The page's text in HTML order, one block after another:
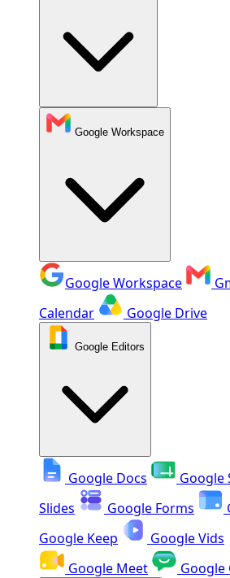
Google Workspace
Google Workspace
Calendar
Google Drive
Google Editors
Google Docs Google
Slides
Google Forms
Google Keep
Google Vids
Google Meet
Google